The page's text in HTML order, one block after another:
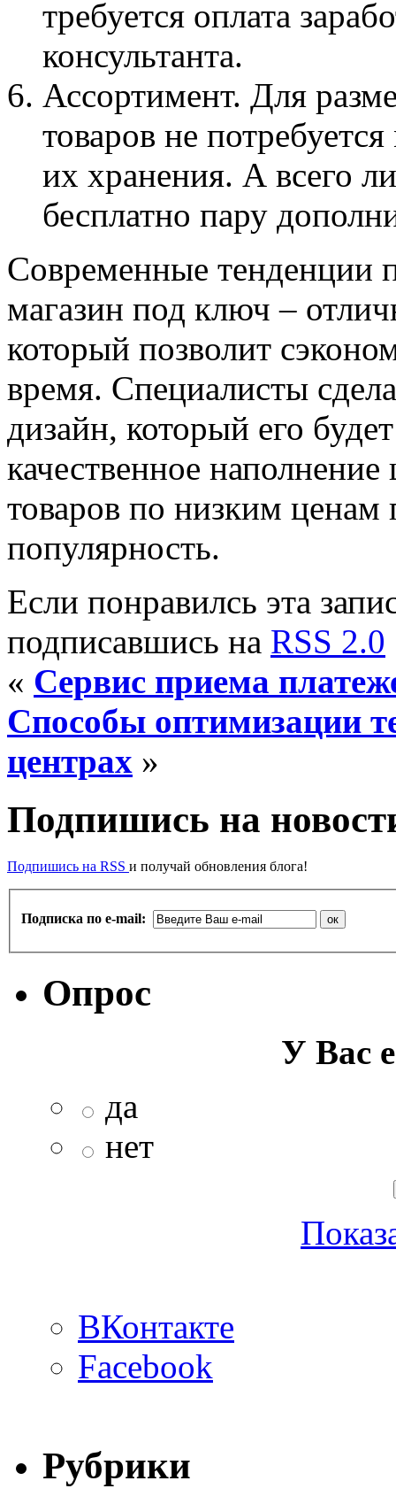
требуется оплата
консультанта.
Ассортимент. Для
товаров не
их хранения. А всего
бесплатно пару
Современные тенденции
магазин под ключ –
который позволит
время. Специалисты
дизайн, который его
качественное
товаров по низким
популярность.
Если понравилсь эта
подписавшись на RSS 2.0
« Сервис приема
Способы оптимизации
центрах »
Подпишись на
Подпишись на RSS и получай обновления блога!
Подписка по e-mail:
Опрос
У Вас
да
нет
ВКонтакте
Facebook
Рубрики